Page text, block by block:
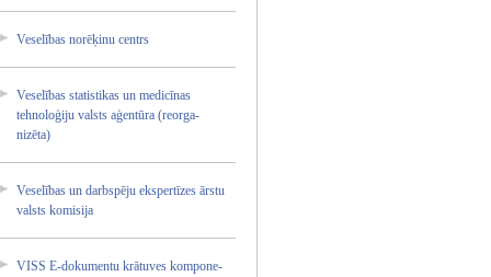
Veselīb­as norēķin­u centrs
Veselīb­as statist­ikas un medicīn­as
tehnolo­ģiju valsts aģentūr­a (reorga­
nizēta)­
Veselīb­as un darbspē­ju ekspert­īzes ārstu
valsts komisij­a
VISS E-dokum­entu krātuve­s kompone­